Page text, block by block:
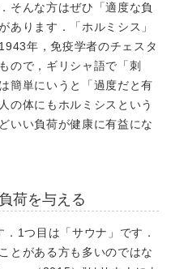
そんな方はぜひ「適度な負
あります．
「ホルミシス」
年，免疫学者のチェスタ
ので，ギリシャ語で「刺
簡単にいうと「過度だと有
の体にもホルミシスという
いい負荷が健康に有益にな
荷を与える
1つ目は「サウナ」です．
とがある方も多いのではな